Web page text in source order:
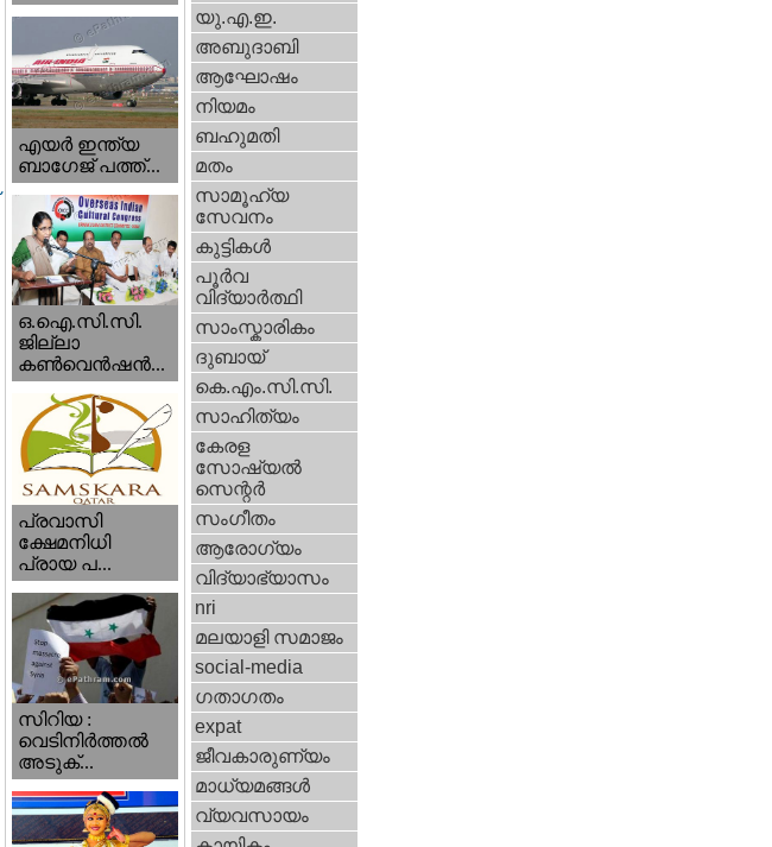
എയര്‍ ഇന്ത്യ
ബാഗേജ് പത്ത്...
ഒ.ഐ.സി.സി.
ജില്ലാ
കൺവെൻഷൻ...
പ്രവാസി
ക്ഷേമനിധി
പ്രായ പ...
സിറിയ :
വെടിനിർത്തൽ
അടുക്...
യു.എ.ഇ.
അബുദാബി
ആഘോഷം
നിയമം
ബഹുമതി
മതം
സാമൂഹ്യ
സേവനം
കുട്ടികള്‍
പൂര്‍വ
വിദ്യാര്‍ത്ഥി
സാംസ്കാരികം
ദുബായ്‌
കെ.എം.സി.സി.
സാഹിത്യം
കേരള
സോഷ്യല്‍
സെന്റര്‍
സംഗീതം
ആരോഗ്യം
വിദ്യാഭ്യാസം
nri
മലയാളി സമാജം
social-media
ഗതാഗതം
expat
ജീവകാരുണ്യം
മാധ്യമങ്ങള്‍
വ്യവസായം